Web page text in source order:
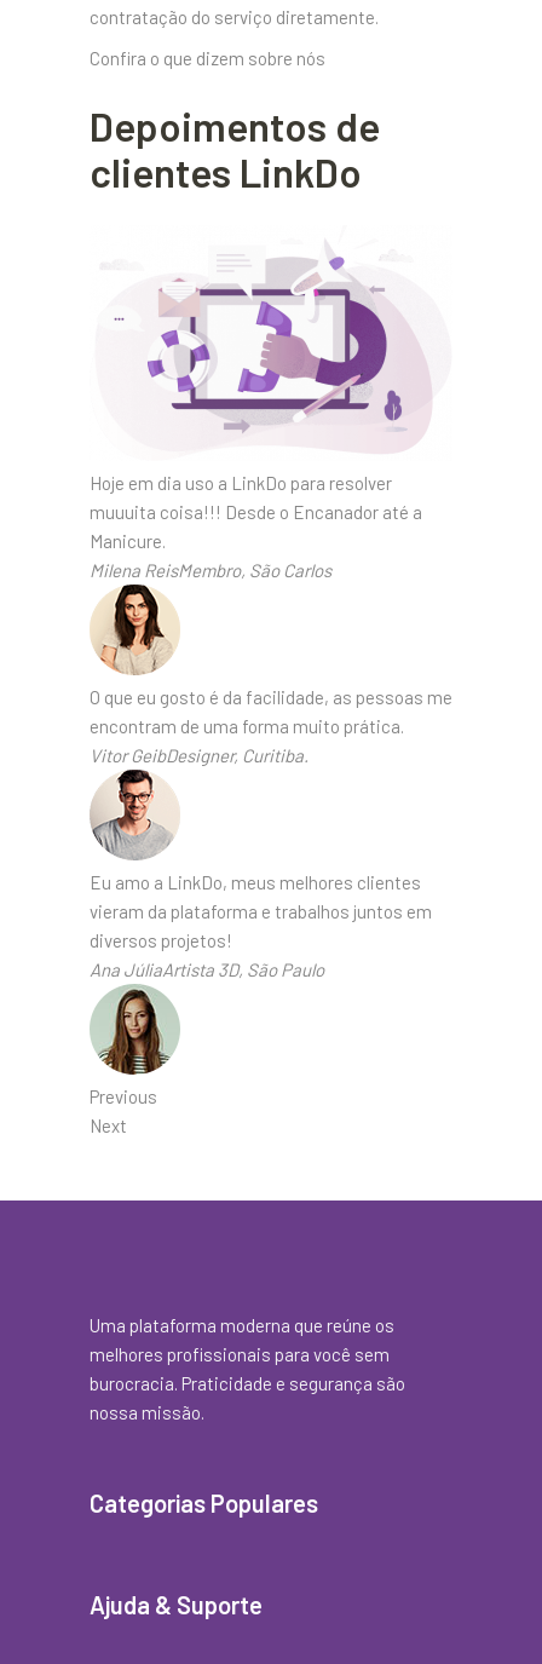
contratação do serviço diretamente.
Confira o que dizem sobre nós
Depoimentos de
clientes LinkDo
Hoje em dia uso a LinkDo para resolver
muuuita coisa!!! Desde o Encanador até a
Manicure.
Milena ReisMembro, São Carlos
O que eu gosto é da facilidade, as pessoas me
encontram de uma forma muito prática.
Vitor GeibDesigner, Curitiba.
Eu amo a LinkDo, meus melhores clientes
vieram da plataforma e trabalhos juntos em
diversos projetos!
Ana JúliaArtista 3D, São Paulo
Previous
Next
Uma plataforma moderna que reúne os
melhores profissionais para você sem
burocracia. Praticidade e segurança são
nossa missão.
Categorias Populares
Ajuda & Suporte